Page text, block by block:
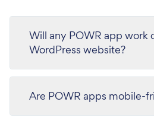
Will any POWR app work
WordPress website?
Are POWR apps mobile-